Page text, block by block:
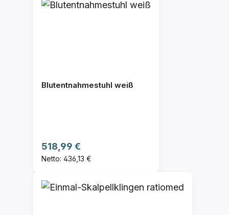
Blutentnahmestuhl weiß
Regulärer Preis:
518,99 €
Netto: 436,13 €